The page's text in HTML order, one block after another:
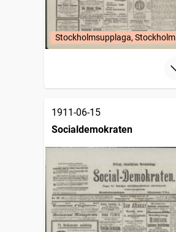
Stockholmsupplaga, Stockholm
1911-06-15
Socialdemokraten